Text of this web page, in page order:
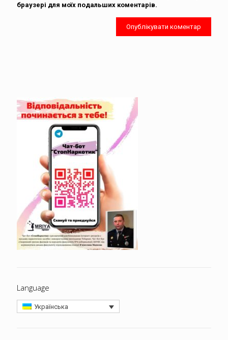
браузері для моїх подальших коментарів.
Language
Українська